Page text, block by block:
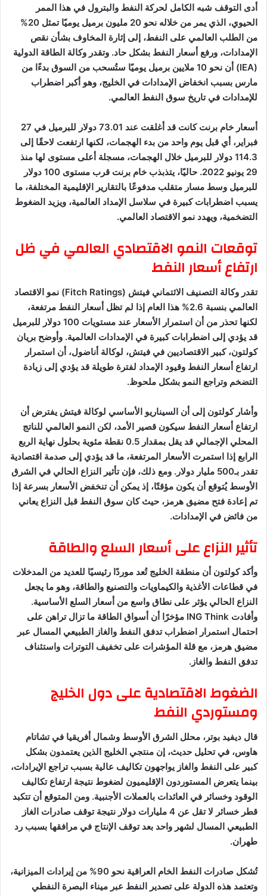
أدى التوقف شبه الكامل لحركة النفط والبترول في هذا الممر
الحيوي، الذي يمر من خلاله نحو 20 مليون برميل يوميًا تمثل 20%
من الطلب العالمي على النفط، إلى إثارة المخاوف بشأن نقص
الإمدادات، ورفع أسعار النفط بشكل حاد. وتقدر وكالة الطاقة الدولية
(IEA) أن نحو 10 ملايين برميل يوميًا ستُسحب من السوق بدءًا من
مارس بسبب انخفاض الإمدادات في الخليج، وهو أكبر اضطراب
للإمدادات في تاريخ سوق النفط العالمي.
أسعار خام برنت كانت قد أغلقت عند 73.01 دولار للبرميل في 27
فبراير، أي قبل يوم واحد من بدء الهجمات، لكنها ارتفعت لاحقًا إلى
114.3 دولار للبرميل خلال الهجمات، مسجلة أعلى مستوى لها منذ
29 يونيو 2022. حاليًا، يتذبذب خام برنت قرب مستوى 100 دولار
للبرميل وسط مسار متقلب مدفوعًا بالتقارير الإقليمية المختلفة، ما
يسبب اضطرابات كبيرة في سلاسل الإمداد العالمية، ويزيد الضغوط
التضخمية، ويهدد نمو الاقتصاد العالمي.
توقعات النمو الاقتصادي العالمي في ظل
ارتفاع أسعار النفط
تقدر وكالة التصنيف الائتماني فيتش (Fitch Ratings) نمو الاقتصاد
العالمي بنسبة 2.6% هذا العام إذا لم تظل أسعار النفط مرتفعة،
لكنها تحذر من أن استمرار الأسعار عند مستويات 100 دولار للبرميل
قد يؤدي إلى اضطرابات كبيرة في الإمدادات العالمية. وأوضح بريان
كولتون، كبير الاقتصاديين في فيتش، لوكالة أناضول، أن استمرار
ارتفاع أسعار النفط وقيود الإمداد لفترة طويلة قد يؤدي إلى زيادة
التضخم وتراجع النمو بشكل ملحوظ.
وأشار كولتون إلى أن السيناريو الأساسي لوكالة فيتش يفترض أن
ارتفاع أسعار النفط سيكون قصير الأمد، لكن النمو العالمي للناتج
المحلي الإجمالي قد يقل بمقدار 0.5 نقطة مئوية بحلول نهاية الربع
الرابع إذا استمرت الأسعار المرتفعة، ما قد يؤدي إلى صدمة اقتصادية
تقدر بـ500 مليار دولار. ومع ذلك، فإن تأثير النزاع الحالي في الشرق
الأوسط يُتوقع أن يكون مؤقتًا، إذ يمكن أن تنخفض الأسعار بسرعة إذا
تم إعادة فتح مضيق هرمز، حيث كان سوق النفط قبل النزاع يعاني
من فائض في الإمدادات.
تأثير النزاع على أسعار السلع والطاقة
وأكد كولتون أن منطقة الخليج تُعد موردًا رئيسيًا للعديد من المدخلات
في قطاعات الأغذية والكيماويات والتصنيع والطاقة، وهو ما يجعل
النزاع الحالي يؤثر على نطاق واسع من أسعار السلع الأساسية.
وأفادت ING Think مؤخرًا أن أسواق الطاقة ما تزال تراهن على
احتمال استمرار اضطراب تدفق النفط والغاز الطبيعي المسال عبر
مضيق هرمز، مع قلة المؤشرات على تخفيف التوترات واستئناف
تدفق النفط والغاز.
الضغوط الاقتصادية على دول الخليج
ومستوردي النفط
قال ديفيد بوتر، محلل الشرق الأوسط وشمال أفريقيا في تشاتام
هاوس، في تحليل حديث، إن منتجي الخليج الذين يعتمدون بشكل
كبير على النفط والغاز يواجهون تكاليف عالية بسبب تراجع الإيرادات،
بينما يتعرض المستوردون الإقليميون لضغوط نتيجة ارتفاع تكاليف
الوقود وخسائر في العائدات بالعملات الأجنبية. ومن المتوقع أن تتكبد
قطر خسائر لا تقل عن 4 مليارات دولار نتيجة توقف صادرات الغاز
الطبيعي المسال لشهر واحد بعد توقف الإنتاج في مرافقها بسبب رد
طهران.
تُشكل صادرات النفط الخام العراقية نحو 90% من إيرادات الميزانية،
وتعتمد هذه الدولة على تصدير النفط عبر ميناء البصرة النفطي